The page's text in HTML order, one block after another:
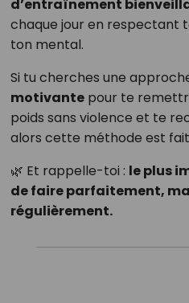
d’entraînement
chaque jour en respectant
ton mental.
Si tu cherches une
motivantepour te
poids sans violence et te
alors cette méthode est
🌿 Et rappelle-toi : le plus
de faire parfaitement,
régulièrement.